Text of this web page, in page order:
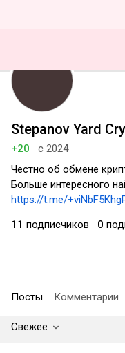
Stepanov Yard
+20
с 2024
Честно об обмене
Больше интересного
https://t.me/
11 подписчиков 0
Посты Комментарии
Свежее